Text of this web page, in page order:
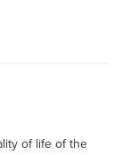
of life of the